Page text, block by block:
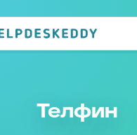
Телфин